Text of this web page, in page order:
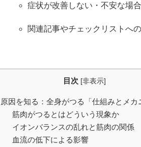
症状が改善しない・不安な場
関連記事やチェックリストへ
目次 [非表示]
原因を知る：全身がつる「仕組みとメカ
筋肉がつるとはどういう現象か
イオンバランスの乱れと筋肉の関係
血流の低下による影響